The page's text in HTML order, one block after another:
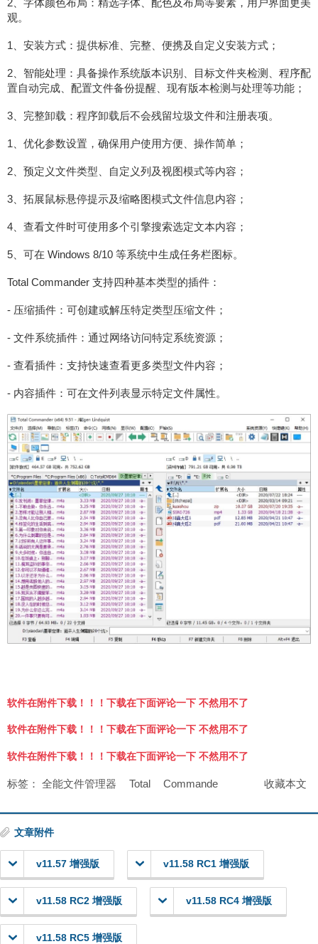
2、字体颜色布局：精选字体、配色及布局等要素，用户界面更美
观。
1、安装方式：提供标准、完整、便携及自定义安装方式；
2、智能处理：具备操作系统版本识别、目标文件夹检测、程序配
置自动完成、配置文件备份提醒、现有版本检测与处理等功能；
3、完整卸载：程序卸载后不会残留垃圾文件和注册表项。
1、优化参数设置，确保用户使用方便、操作简单；
2、预定义文件类型、自定义列及视图模式等内容；
3、拓展鼠标悬停提示及缩略图模式文件信息内容；
4、查看文件时可使用多个引擎搜索选定文本内容；
5、可在 Windows 8/10 等系统中生成任务栏图标。
Total Commander 支持四种基本类型的插件：
- 压缩插件：可创建或解压特定类型压缩文件；
- 文件系统插件：通过网络访问特定系统资源；
- 查看插件：支持快速查看更多类型文件内容；
- 内容插件：可在文件列表显示特定文件属性。
软件在附件下载！！！下载在下面评论一下 不然用不了
软件在附件下载！！！下载在下面评论一下 不然用不了
软件在附件下载！！！下载在下面评论一下 不然用不了
收藏本文
标签： 全能文件管理器 Total Commande
文章附件
v11.57 增强版 v11.58 RC1 增强版
v11.58 RC2 增强版 v11.58 RC4 增强版
v11.58 RC5 增强版